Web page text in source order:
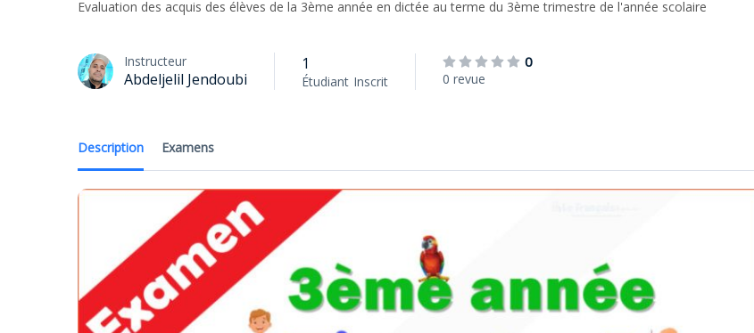
Evaluation des acquis des élèves de la 3ème année en dictée au terme du 3ème trimestre de l'année scolaire
Instructeur
Abdeljelil Jendoubi
1
Étudiant Inscrit
0
0 revue
Description Examens